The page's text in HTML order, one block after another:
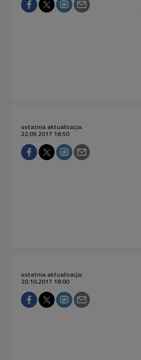
ostatnia aktualizacja:
22.09.2017 18:50
ostatnia aktualizacja:
20.10.2017 18:00